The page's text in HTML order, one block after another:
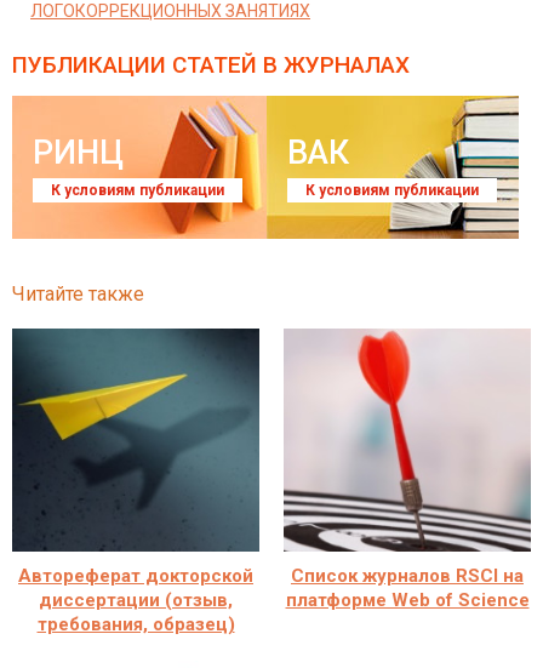
ЛОГОКОРРЕКЦИОННЫХ ЗАНЯТИЯХ
ПУБЛИКАЦИИ СТАТЕЙ В ЖУРНАЛАХ
РИНЦ
К условиям публикации
ВАК
К условиям публикации
Читайте также
Автореферат докторской
диссертации (отзыв,
требования, образец)
Cписок журналов RSCI на
платформе Web of Science